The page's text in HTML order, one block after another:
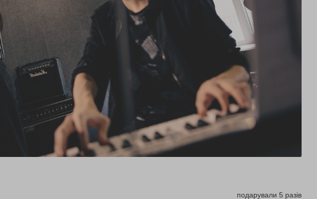
подарували 5 разів